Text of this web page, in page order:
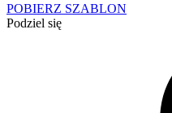
POBIERZ SZABLON
Podziel się